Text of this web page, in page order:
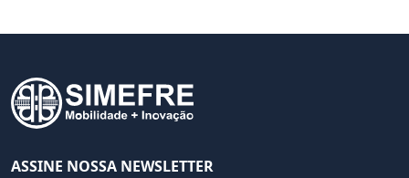
ASSINE NOSSA NEWSLETTER